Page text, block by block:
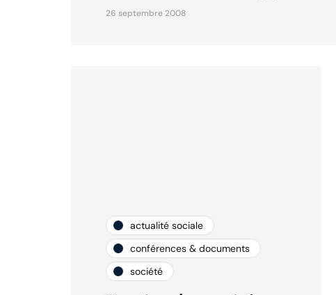
26 septembre 2008
actualité sociale
conférences & documents
société